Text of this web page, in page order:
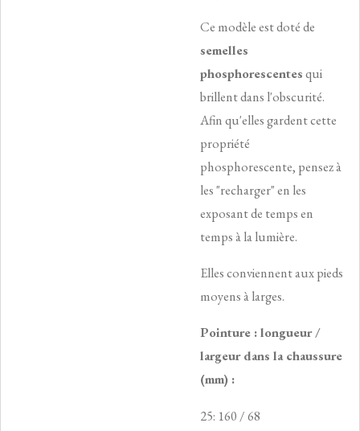
Ce modèle est doté de
semelles
phosphorescentesqui
brillent dans l'obscurité.
Afin qu'elles gardent cette
propriété
phosphorescente, pensez à
les "recharger" en les
exposant de temps en
temps à la lumière.
Elles conviennent aux pieds
moyens à larges.
Pointure : longueur /
largeur dans la chaussure
(mm) :
25: 160 / 68